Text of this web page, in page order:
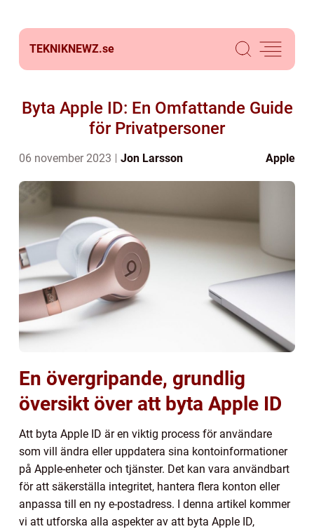
TEKNIKNEWZ.se
Byta Apple ID: En Omfattande Guide
för Privatpersoner
06 november 2023 Jon Larsson Apple
En övergripande, grundlig
översikt över att byta Apple ID
Att byta Apple ID är en viktig process för användare
som vill ändra eller uppdatera sina kontoinformationer
på Apple-enheter och tjänster. Det kan vara användbart
för att säkerställa integritet, hantera flera konton eller
anpassa till en ny e-postadress. I denna artikel kommer
vi att utforska alla aspekter av att byta Apple ID,